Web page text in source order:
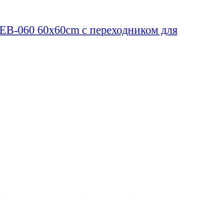
060 60x60cm с переходником для